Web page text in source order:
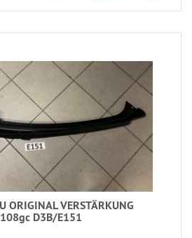
ORIGINAL VERSTÄRKUNG
D3B/E151